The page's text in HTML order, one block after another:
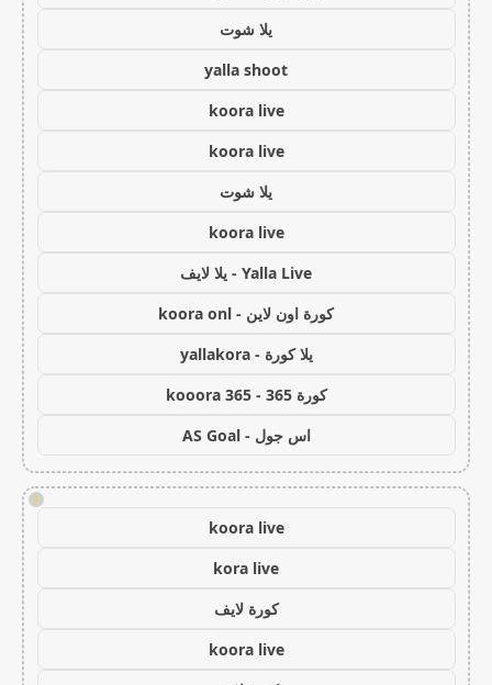
يلا شوت
yalla shoot
koora live
koora live
يلا شوت
koora live
Yalla Live - يلا لايف
كورة اون لاين - koora onl
يلا كورة - yallakora
كورة 365 - kooora 365
اس جول - AS Goal
!
koora live
kora live
كورة لايف
koora live